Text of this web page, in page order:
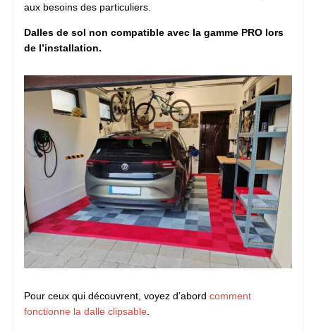
aux besoins des particuliers.
Dalles de sol non compatible avec la gamme PRO lors
de l’installation.
Pour ceux qui découvrent, voyez d’abord comment
fonctionne la dalle clipsable.